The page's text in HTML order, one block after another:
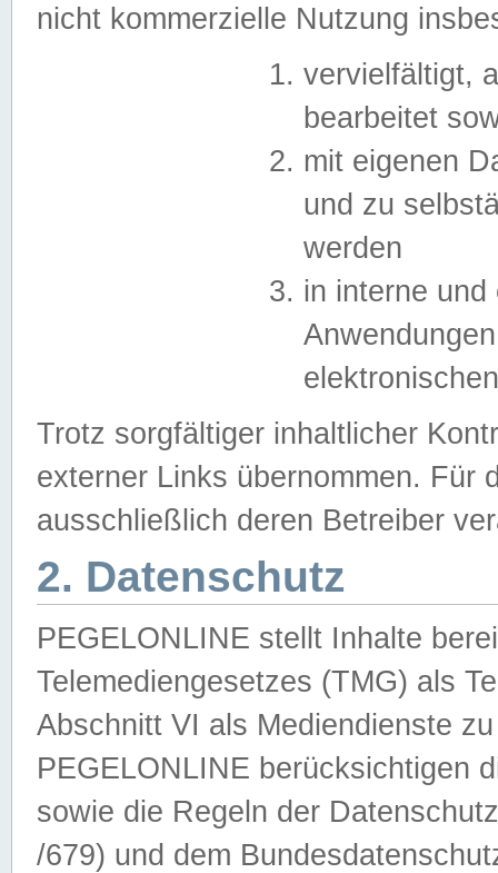
nicht kommerzielle Nutzung
vervielfältigt,
bearbeitet
mit eigenen
und zu
werden
in interne
Trotz sorgfältiger inhaltlicher
externer Links übernommen. Für
ausschließlich deren Betreiber
2. Datenschutz
PEGELONLINE stellt Inhalte
Telemediengesetzes (TMG) als
Abschnitt VI als Mediendienste
PEGELONLINE berücksichtigen
sowie die Regeln der
/679) und dem